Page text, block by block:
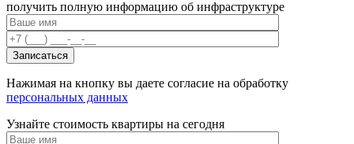
получить полную информацию об инфраструктуре
Нажимая на кнопку вы даете согласие на обработку
персональных данных
Узнайте стоимость квартиры на сегодня